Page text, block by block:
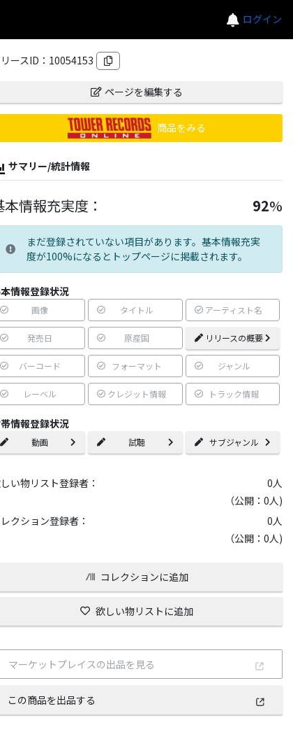
ログイン
ースID： 10054153
ページを編集する
商品をみる
サマリー/統計情報
本情報充実度： 92%
まだ登録されていない項目があります。基本情報充実
度が100%になるとトップページに掲載されます。
情報登録状況
画像 タイトル アーティスト名
発売日 原産国 リリースの概要
バーコード フォーマット ジャンル
レーベル クレジット情報 トラック情報
情報登録状況
動画 試聴 サブジャンル
い物リスト登録者： 0人
（公開：0人)
クション登録者：
0人
（公開：0人)
コレクションに追加
欲しい物リストに追加
マーケットプレイスの出品を見る
この商品を出品する